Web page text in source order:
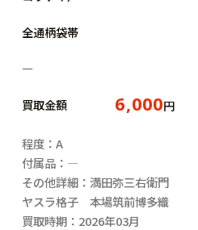
全通柄袋帯
―
買取金額 6,000円
程度：A
付属品：―
その他詳細：満田弥三右衛門
ヤスラ格子 本場筑前博多織
買取時期：2026年03月